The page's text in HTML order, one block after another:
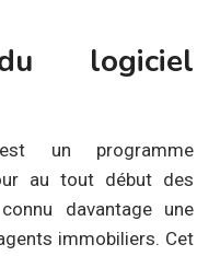
logiciel
un programme
au tout début des
davantage une
immobiliers. Cet